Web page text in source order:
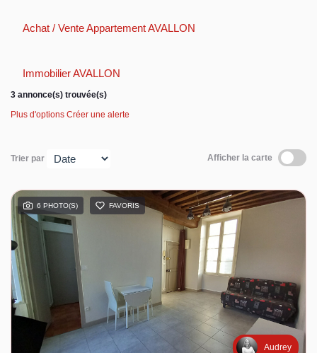
Espace client
Achat / Vente Appartement AVALLON
Immobilier AVALLON
3 annonce(s) trouvée(s)
Plus d'options Créer une alerte
Trier par Afficher la carte
6 PHOTO(S) FAVORIS
Audrey